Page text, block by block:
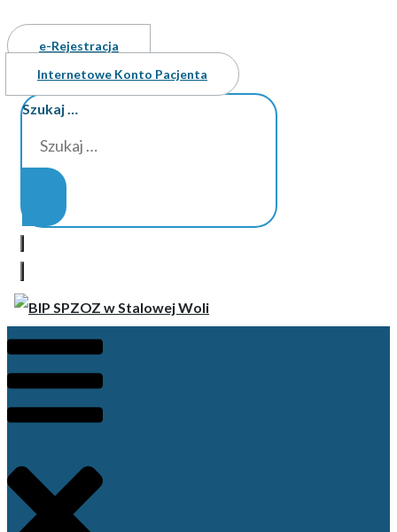
e-Rejestracja
Internetowe Konto Pacjenta
Szukaj …